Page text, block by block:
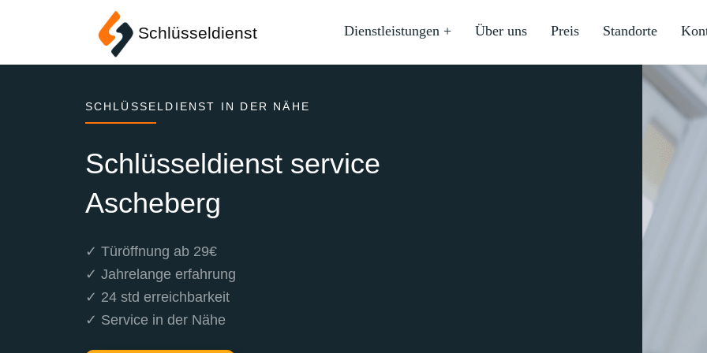
Schlüsseldienst Dienstleistungen + Über uns Preis Standorte
SCHLÜSSELDIENST IN DER NÄHE
Schlüsseldienst service
Ascheberg
✓ Türöffnung ab 29€
✓ Jahrelange erfahrung
✓ 24 std erreichbarkeit
✓ Service in der Nähe